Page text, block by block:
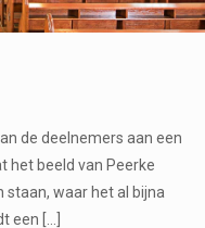
de deelnemers aan een
het beeld van Peerke
staan, waar het al bijna
een